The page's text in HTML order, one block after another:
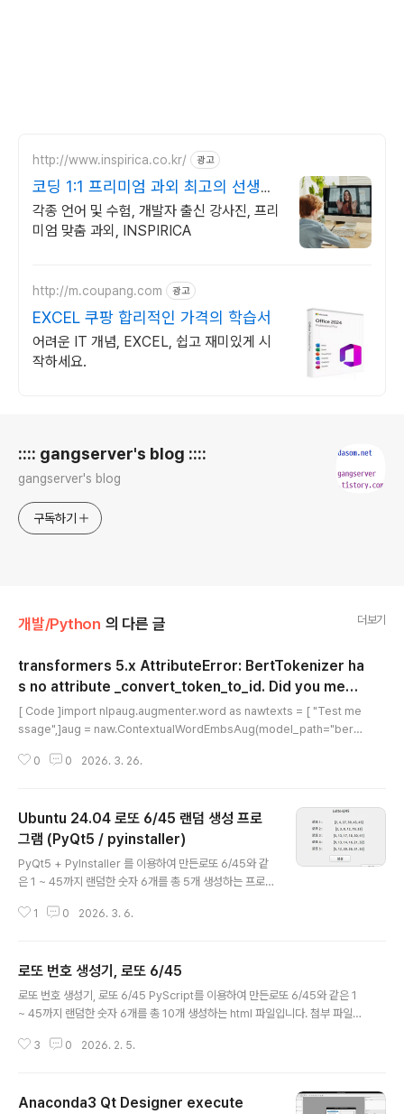
http://www.inspirica.co.kr/ 광고
코딩 1:1 프리미엄 과외 최고의 선생님
들과 함께
각종 언어 및 수험, 개발자 출신 강사진, 프리
미엄 맞춤 과외, INSPIRICA
http://m.coupang.com 광고
EXCEL 쿠팡 합리적인 가격의 학습서
어려운 IT 개념, EXCEL, 쉽고 재미있게 시
작하세요.
:::: gangserver's blog ::::
gangserver's blog
구독하기
개발/Python 의 다른 글 더보기
transformers 5.x AttributeError: BertTokenizer ha
s no attribute _convert_token_to_id. Did you mea
n: 'convert_tokens_to_ids'?
[ Code ]import nlpaug.augmenter.word as nawtexts = [ "Test me
ssage",]aug = naw.ContextualWordEmbsAug(model_path="bert-
(texts) [ Error message ]Traceback (most recent call last): File "/
d", action="insert") ..
0 0 2026. 3. 26.
Ubuntu 24.04 로또 6/45 랜덤 생성 프로
그램 (PyQt5 / pyinstaller)
PyQt5 + PyInstaller 를 이용하여 만든로또 6/45와 같
은 1 ~ 45까지 랜덤한 숫자 6개를 총 5개 생성하는 프로
해 tar.gz으로 분할 압축되었으니(lotto645.tar.gzaa, l
ar.gz 분할 압축 해제 명령어 실행하시면lotto645 실행
파일이 만들어집니다.이 파일을 실행하시면 됩니다. $ cat
lotto645.tar.gz* | tar xvzf - (* 명령어 복사 붙여넣기
부분은 삭제 후 위 명령어만 실행하시면 됩니다.혹..
1 0 2026. 3. 6.
로또 번호 생성기, 로또 6/45
로또 번호 생성기, 로또 6/45 PyScript를 이용하여 만든로또 6/45와 같은 1
~ 45까지 랜덤한 숫자 6개를 총 10개 생성하는 html 파일입니다. 첨부 파일(l
(예, 크롬(Chrome))가 실행되면서 랜덤한 로또 번호가 생성됩니다.(다운로드
p;&nbsp;Lotto 6/45 version : 0.3.1 date : 2026-..
3 0 2026. 2. 5.
Anaconda3 Qt Designer execute